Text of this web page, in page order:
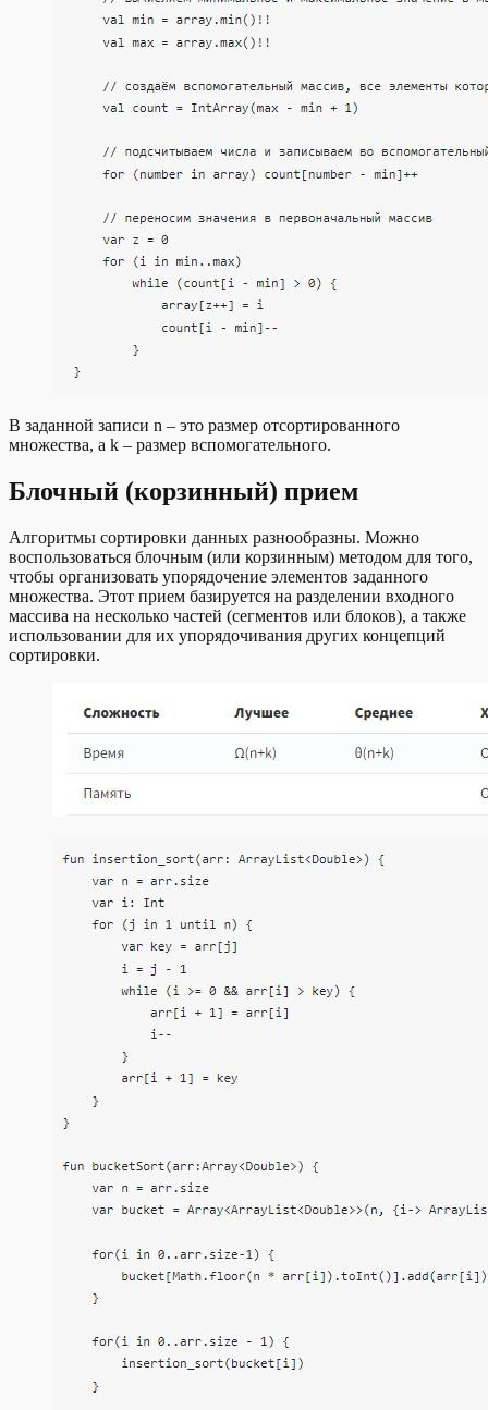
В заданной записи n – это размер отсортированного
множества, а k – размер вспомогательного.
Блочный (корзинный) прием
Алгоритмы сортировки данных разнообразны. Можно
воспользоваться блочным (или корзинным) методом для того,
чтобы организовать упорядочение элементов заданного
множества. Этот прием базируется на разделении входного
массива на несколько частей (сегментов или блоков), а также
использовании для их упорядочивания других концепций
сортировки.